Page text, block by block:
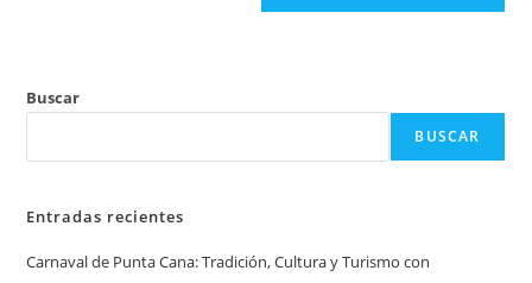
Buscar
BUSCAR
Entradas recientes
Carnaval de Punta Cana: Tradición, Cultura y Turismo con